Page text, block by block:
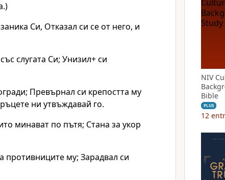
Си, Отказал си се от него, и
слугата Си; Унизил+ си
Превърнал си крепостта му
ни утвъждавай го.
минават по пътя; Стана за укор
противниците му; Зарадвал си
NIV
Bible
PLUS
12